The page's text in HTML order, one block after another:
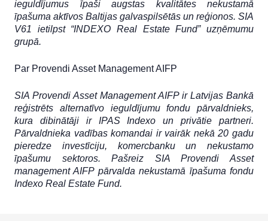
ieguldījumus īpaši augstas kvalitātes nekustamā
īpašuma aktīvos Baltijas galvaspilsētās un reģionos. SIA
V61 ietilpst “INDEXO Real Estate Fund” uzņēmumu
grupā.
Par Provendi Asset Management AIFP
SIA Provendi Asset Management AIFP ir Latvijas Bankā
reģistrēts alternatīvo ieguldījumu fondu pārvaldnieks,
kura dibinātāji ir IPAS Indexo un privātie partneri.
Pārvaldnieka vadības komandai ir vairāk nekā 20 gadu
pieredze investīciju, komercbanku un nekustamo
īpašumu sektoros. Pašreiz SIA Provendi Asset
management AIFP pārvalda nekustamā īpašuma fondu
Indexo Real Estate Fund.